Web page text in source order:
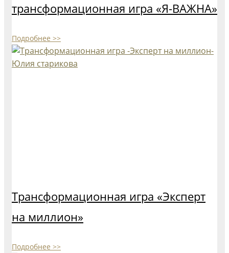
трансформационная игра «Я-ВАЖНА»
Подробнее >>
Трансформационная игра «Эксперт
на миллион»
Подробнее >>